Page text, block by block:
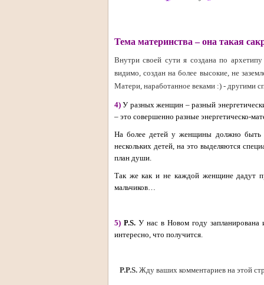
Тема материнства – она такая
Внутри своей сути я создана по
видимо, создан на более высокие, не
Матери, наработанное веками :) - другими
4)У разных женщин – разный
– это совершенно разные энергетическо-
На более детей у женщины должно быть
нескольких детей, на это выделяются
план души.
Так же как и не каждой женщине дадут
мальчиков…
5)P.S.У нас в Новом году запланирована
интересно, что получится.
P.P.S.Жду ваших комментариев на этой